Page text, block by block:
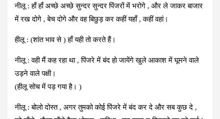
नीलू : हाँ हाँ अच्छे अच्छे सुन्दर सुन्दर पिंजरों में भरोगे , और ले जाकर बाजार
में रख दोगे , बेच दोगे और वह बिछुड़ कर कहीं यहाँ , कहीं वहां।
हीलू : (शांत भाव से ) हाँ यही तो करते हैं।
नीलू : वही मैं कह रहा था , पिंजरे में बंद हो जायेंगे खुले आकाश में घूमने वाले
उड़ने वाले पक्षी।
(हीलू सोच में पड़ गया है। )
नीलू : बोलो दोस्त , अगर तुमको कोई पिंजरे में बंद कर दे और सब कुछ दे ,